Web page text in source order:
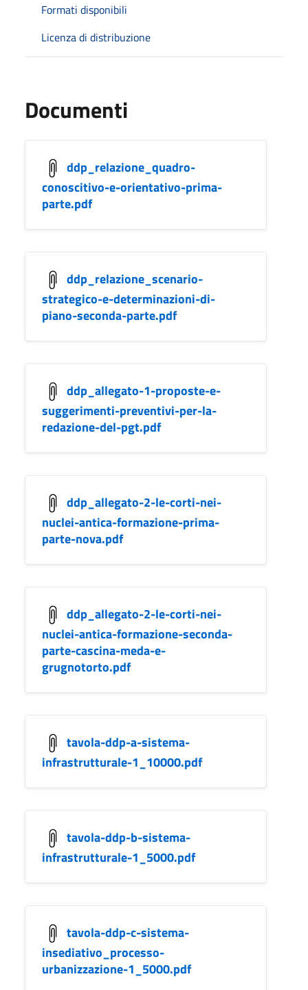
Formati disponibili
Licenza di distribuzione
Documenti
ddp_relazione_quadro-
conoscitivo-e-orientativo-prima-
parte.pdf
ddp_relazione_scenario-
strategico-e-determinazioni-di-
piano-seconda-parte.pdf
ddp_allegato-1-proposte-e-
suggerimenti-preventivi-per-la-
redazione-del-pgt.pdf
ddp_allegato-2-le-corti-nei-
nuclei-antica-formazione-prima-
parte-nova.pdf
ddp_allegato-2-le-corti-nei-
nuclei-antica-formazione-seconda-
parte-cascina-meda-e-
grugnotorto.pdf
tavola-ddp-a-sistema-
infrastrutturale-1_10000.pdf
tavola-ddp-b-sistema-
infrastrutturale-1_5000.pdf
tavola-ddp-c-sistema-
insediativo_processo-
urbanizzazione-1_5000.pdf